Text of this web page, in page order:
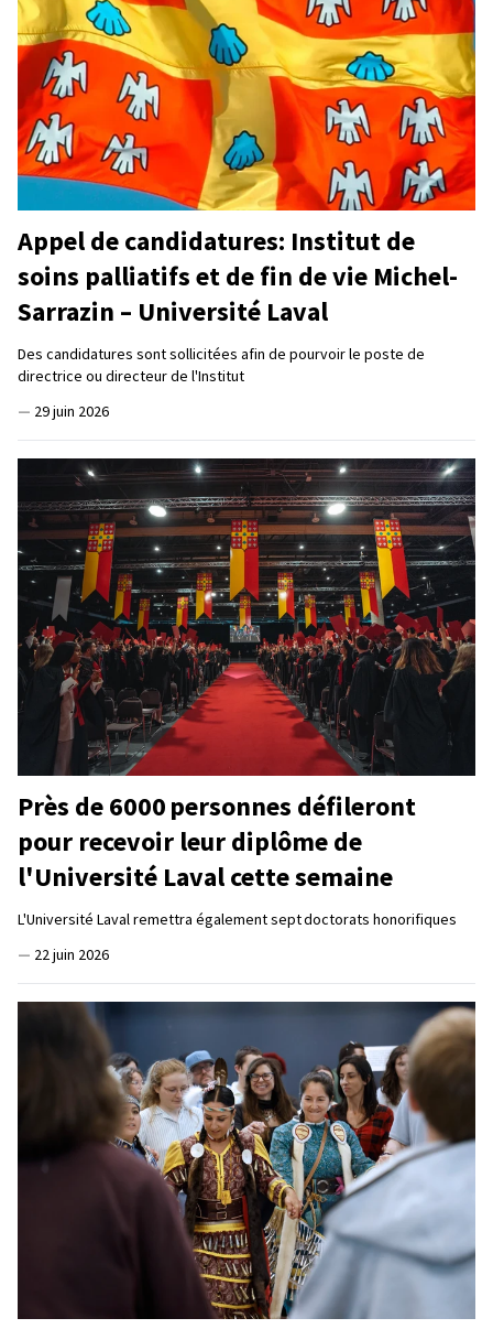
Appel de candidatures: Institut de
soins palliatifs et de fin de vie Michel-
Sarrazin – Université Laval
Des candidatures sont sollicitées afin de pourvoir le poste de
directrice ou directeur de l'Institut
— 29 juin 2026
Près de 6000 personnes défileront
pour recevoir leur diplôme de
l'Université Laval cette semaine
L'Université Laval remettra également sept doctorats honorifiques
— 22 juin 2026